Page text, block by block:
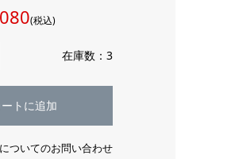
(税込)
在庫数：3
ついてのお問い合わせ